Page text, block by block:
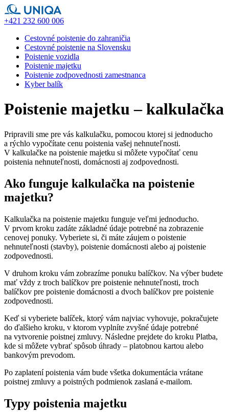
+421 232 600 006
Cestovné poistenie do zahraničia
Cestovné poistenie na Slovensku
Poistenie vozidla
Poistenie majetku
Poistenie zodpovednosti zamestnanca
Kyber balík
Poistenie majetku – kalkulačka
Pripravili sme pre vás kalkulačku, pomocou ktorej si jednoducho
a rýchlo vypočítate cenu poistenia vašej nehnuteľnosti.
V kalkulačke na poistenie majetku si môžete vypočítať cenu
poistenia nehnuteľnosti, domácnosti aj zodpovednosti.
Ako funguje kalkulačka na poistenie
majetku?
Kalkulačka na poistenie majetku funguje veľmi jednoducho.
V prvom kroku zadáte základné údaje potrebné na zobrazenie
cenovej ponuky. Vyberiete si, či máte záujem o poistenie
nehnuteľnosti (stavby), poistenie domácnosti alebo aj poistenie
zodpovednosti.
V druhom kroku vám zobrazíme ponuku balíčkov. Na výber budete
mať vždy z troch balíčkov pre poistenie nehnuteľnosti, troch
balíčkov pre poistenie domácnosti a dvoch balíčkov pre poistenie
zodpovednosti.
Keď si vyberiete balíček, ktorý vám najviac vyhovuje, pokračujete
do ďalšieho kroku, v ktorom vyplníte zvyšné údaje potrebné
na vytvorenie poistnej zmluvy. Následne prejdete do kroku Platba,
kde si môžete vybrať spôsob úhrady – platobnou kartou alebo
bankovým prevodom.
Po zaplatení poistenia vám bude všetka dokumentácia vrátane
poistnej zmluvy a poistných podmienok zaslaná e-mailom.
Typy poistenia majetku